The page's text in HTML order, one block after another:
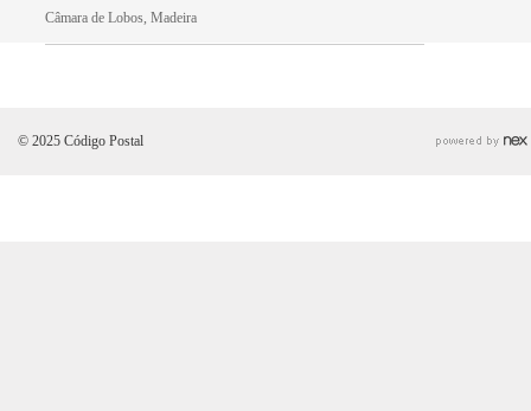
Câmara de Lobos, Madeira
© 2025 Código Postal